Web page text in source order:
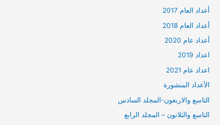
أعداد العام 2017
أعداد العام 2018
أعداد عام 2020
اعداد 2019
اعداد عام 2021
الأعداد المنشورة
التاسع والاربعون-المجلد السادس
التاسع والثلانون – المجلد الرابع